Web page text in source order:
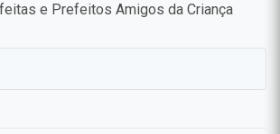
e Prefeitos Amigos da Criança